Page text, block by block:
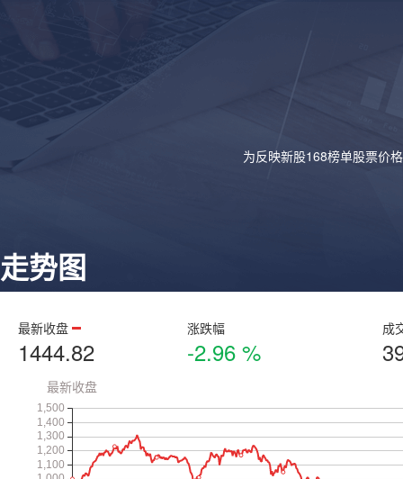
为反映新股168榜单股票价
走势图
最新收盘
1444.82
涨跌幅
-2.96 %
成